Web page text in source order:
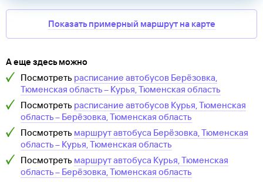
Показать примерный маршрут на карте
А еще здесь можно
Посмотреть расписание автобусов Берёзовка,
Тюменская область– Курья, Тюменская область
Посмотреть расписание автобусов Курья, Тюменская
область– Берёзовка, Тюменская область
Посмотреть маршрут автобуса Берёзовка, Тюменская
область– Курья, Тюменская область
Посмотреть маршрут автобуса Курья, Тюменская
область– Берёзовка, Тюменская область